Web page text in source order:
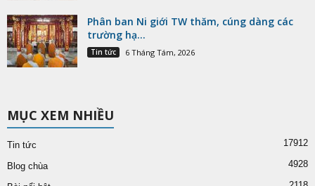
Phân ban Ni giới TW thăm, cúng dàng các
trường hạ...
Tin tức 6 Tháng Tám, 2026
MỤC XEM NHIỀU
Tin tức 17912
Blog chùa 4928